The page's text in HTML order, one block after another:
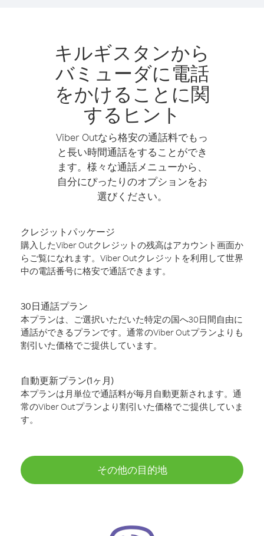
キルギスタンから
バミューダに電話
をかけることに関
するヒント
Viber Outなら格安の通話料でもっ
と長い時間通話をすることができ
ます。様々な通話メニューから、
自分にぴったりのオプションをお
選びください。
クレジットパッケージ
購入したViber Outクレジットの残高はアカウント画面か
らご覧になれます。Viber Outクレジットを利用して世界
中の電話番号に格安で通話できます。
30日通話プラン
本プランは、ご選択いただいた特定の国へ30日間自由に
通話ができるプランです。通常のViber Outプランよりも
割引いた価格でご提供しています。
自動更新プラン(1ヶ月)
本プランは月単位で通話料が毎月自動更新されます。通
常のViber Outプランより割引いた価格でご提供していま
す。
その他の目的地